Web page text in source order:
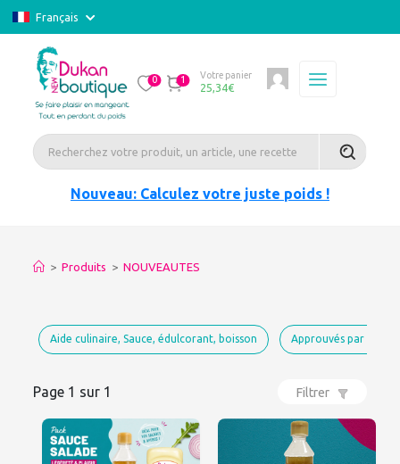
Français
0 1 Votre panier
25,34€
Nouveau: Calculez votre juste poids !
> Produits > NOUVEAUTES
Aide culinaire, Sauce, édulcorant, boisson Approuvés par Dukan
Page 1 sur 1 Filtrer